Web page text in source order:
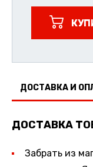
ДОСТАВКА И
ДОСТАВКА
Забрать из